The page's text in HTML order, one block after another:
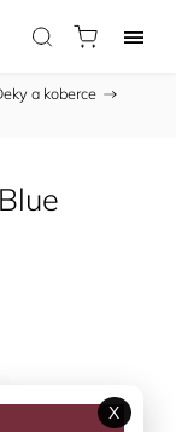
a koberce /
X